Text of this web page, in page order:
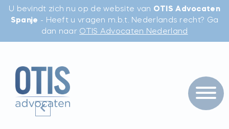
U bevindt zich nu op de website van OTIS Advocaten
Spanje - Heeft u vragen m.b.t. Nederlands recht? Ga
dan naar OTIS Advocaten Nederland